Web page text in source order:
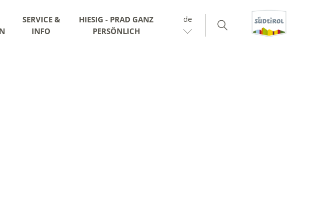
SERVICE &
INFO
HIESIG - PRAD GANZ
PERSÖNLICH
de